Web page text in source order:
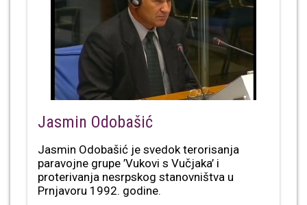
Jasmin Odobašić
Jasmin Odobašić je svedok terorisanja
paravojne grupe ’Vukovi s Vučjaka’ i
proterivanja nesrpskog stanovništva u
Prnjavoru 1992. godine.